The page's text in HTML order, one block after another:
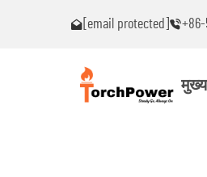
[email protected] +86-
यदि आपको कोई